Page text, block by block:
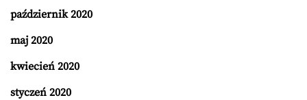
październik 2020
maj 2020
kwiecień 2020
styczeń 2020